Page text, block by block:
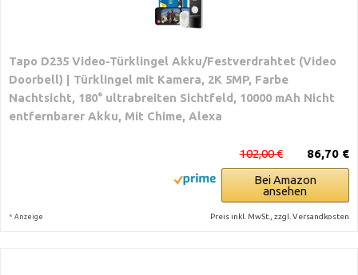
Tapo D235 Video-Türklingel Akku/Festverdrahtet (Video
Doorbell) | Türklingel mit Kamera, 2K 5MP, Farbe
Nachtsicht, 180° ultrabreiten Sichtfeld, 10000 mAh Nicht
entfernbarer Akku, Mit Chime, Alexa
86,70 €
102,00 €
Bei Amazon
ansehen
* Anzeige Preis inkl. MwSt., zzgl. Versandkosten